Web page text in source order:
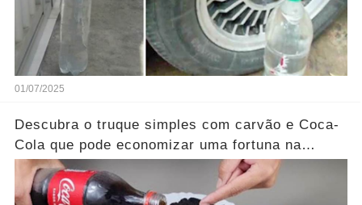
01/07/2025
Descubra o truque simples com carvão e Coca-
Cola que pode economizar uma fortuna na
limpeza doméstica...Ver mais